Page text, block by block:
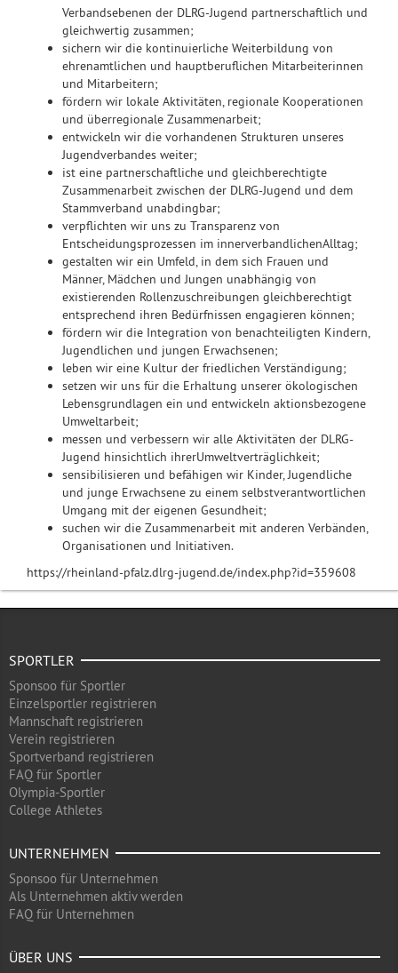
Verbandsebenen der DLRG-Jugend partnerschaftlich und
gleichwertig zusammen;
sichern wir die kontinuierliche Weiterbildung von
ehrenamtlichen und hauptberuflichen Mitarbeiterinnen
und Mitarbeitern;
fördern wir lokale Aktivitäten, regionale Kooperationen
und überregionale Zusammenarbeit;
entwickeln wir die vorhandenen Strukturen unseres
Jugendverbandes weiter;
ist eine partnerschaftliche und gleichberechtigte
Zusammenarbeit zwischen der DLRG-Jugend und dem
Stammverband unabdingbar;
verpflichten wir uns zu Transparenz von
Entscheidungsprozessen im innerverbandlichenAlltag;
gestalten wir ein Umfeld, in dem sich Frauen und
Männer, Mädchen und Jungen unabhängig von
existierenden Rollenzuschreibungen gleichberechtigt
entsprechend ihren Bedürfnissen engagieren können;
fördern wir die Integration von benachteiligten Kindern,
Jugendlichen und jungen Erwachsenen;
leben wir eine Kultur der friedlichen Verständigung;
setzen wir uns für die Erhaltung unserer ökologischen
Lebensgrundlagen ein und entwickeln aktionsbezogene
Umweltarbeit;
messen und verbessern wir alle Aktivitäten der DLRG-
Jugend hinsichtlich ihrerUmweltverträglichkeit;
sensibilisieren und befähigen wir Kinder, Jugendliche
und junge Erwachsene zu einem selbstverantwortlichen
Umgang mit der eigenen Gesundheit;
suchen wir die Zusammenarbeit mit anderen Verbänden,
Organisationen und Initiativen.
https://rheinland-pfalz.dlrg-jugend.de/index.php?id=359608
SPORTLER
Sponsoo für Sportler
Einzelsportler registrieren
Mannschaft registrieren
Verein registrieren
Sportverband registrieren
FAQ für Sportler
Olympia-Sportler
College Athletes
UNTERNEHMEN
Sponsoo für Unternehmen
Als Unternehmen aktiv werden
FAQ für Unternehmen
ÜBER UNS